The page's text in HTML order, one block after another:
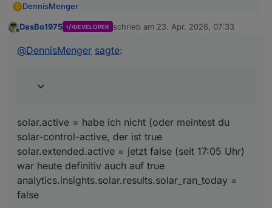
D DennisMenger
solar.extended.active
an_today
solar-control-active, der ist true
DasBo1975 DEVELOPER schrieb am 23. Apr. 2026, 07:33
zuletzt editiert von
@DennisMenger sagte:
solar.active = habe ich nicht (oder meintest du
solar-control-active, der ist true
solar.extended.active = jetzt false (seit 17:05 Uhr)
war heute definitiv auch auf true
analytics.insights.solar.results.solar_ran_today =
false